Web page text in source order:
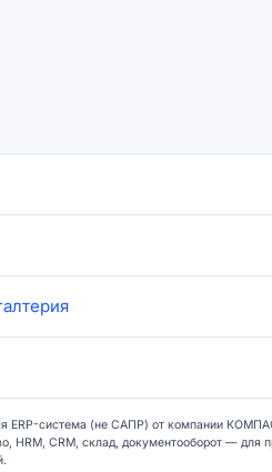
ERP-система (не САПР) от компании
HRM, CRM, склад, документооборот —